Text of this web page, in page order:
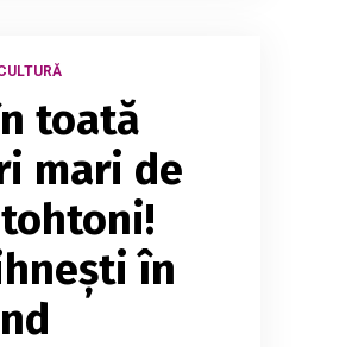
toată
mari de
în